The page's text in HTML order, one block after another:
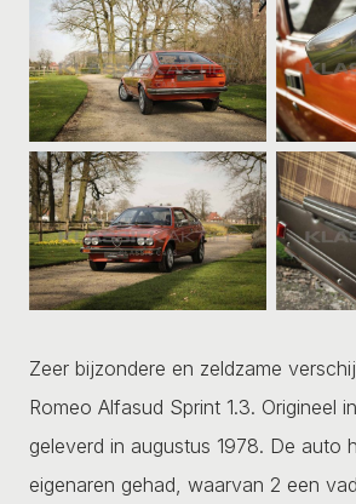
Zeer bijzondere en zeldzame
Romeo Alfasud Sprint 1.3. Origineel
geleverd in augustus 1978. De auto
eigenaren gehad, waarvan 2 een